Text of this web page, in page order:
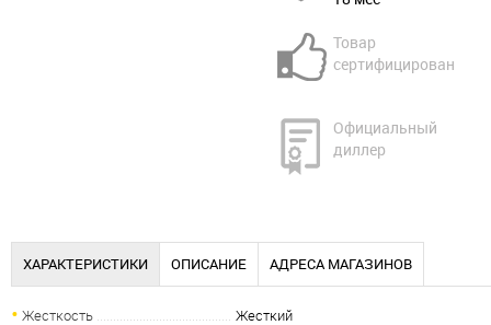
Товар
сертифицирован
Официальный
диллер
ХАРАКТЕРИСТИКИ ОПИСАНИЕ АДРЕСА МАГАЗИНОВ
Жесткость
Жесткий